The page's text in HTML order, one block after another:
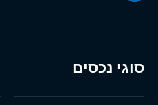
סוגי נכסים